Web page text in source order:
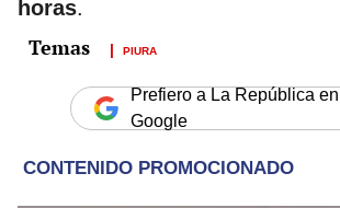
horas.
PIURA
Prefiero a La República en
Google